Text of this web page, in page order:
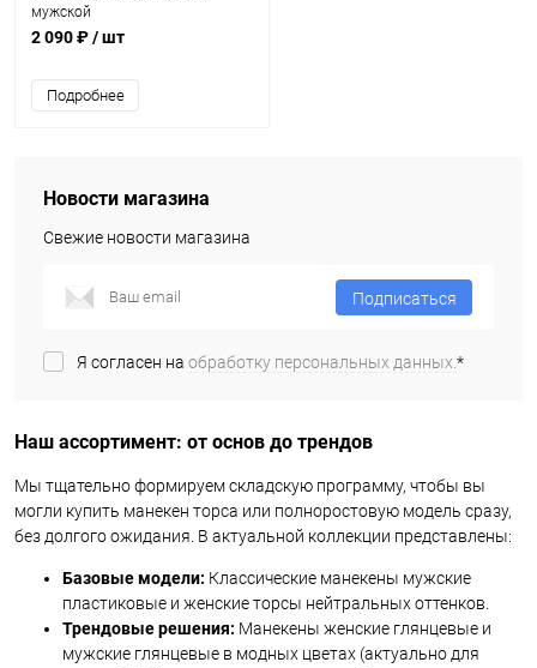
мужской
2 090 ₽/ шт
Подробнее
Новости магазина
Свежие новости магазина
Подписаться
Я согласен на обработку персональных данных.*
Наш ассортимент: от основ до трендов
Мы тщательно формируем складскую программу, чтобы вы
могли купить манекен торса или полноростовую модель сразу,
без долгого ожидания. В актуальной коллекции представлены:
Базовые модели: Классические манекены мужские
пластиковые и женские торсы нейтральных оттенков.
Трендовые решения: Манекены женские глянцевые и
мужские глянцевые в модных цветах (актуально для